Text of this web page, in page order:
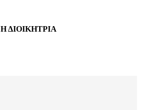
Η ΔΙΟΙΚΗΤΡΙΑ